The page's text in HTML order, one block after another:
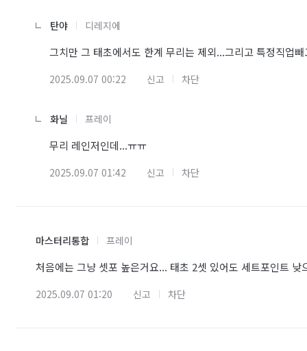
탄야 디레지에
그치만 그 태초에서도 한계 무리는 제외...그리고 특정직업
2025.09.07 00:22 신고 차단
화닐 프레이
무리 레인저인데...ㅠㅠ
2025.09.07 01:42 신고 차단
마스터리통합 프레이
처음에는 그냥 셋포 높은거요... 태초 2셋 있어도 세트포인트
2025.09.07 01:20 신고 차단